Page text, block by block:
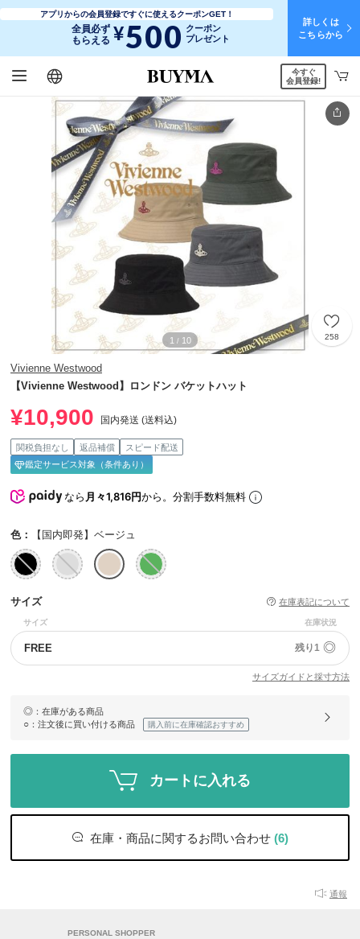
アプリからの会員登録ですぐに使えるクーポンGET！
全員必ず
もらえる ¥500 クーポン
プレゼント
詳しくは
こちらから
日本語
English
简体中文
繁體中文
今すぐ
会員登録!
1 / 10 258
Vivienne Westwood
【Vivienne Westwood】ロンドン バケットハット
¥10,900 国内発送 (送料込)
関税負担なし 返品補償
スピード配送
鑑定サービス対象（条件あり）
なら月々1,816円から。分割手数料無料
色： 【国内即発】ベージュ
サイズ 在庫表記について
サイズ 在庫状況
FREE 残り1 ◎
サイズガイドと採寸方法
◎ ：在庫がある商品
○ ：注文後に買い付ける商品 購入前に在庫確認おすすめ
カートに入れる
在庫・商品に関するお問い合わせ (6)
通報
PERSONAL SHOPPER